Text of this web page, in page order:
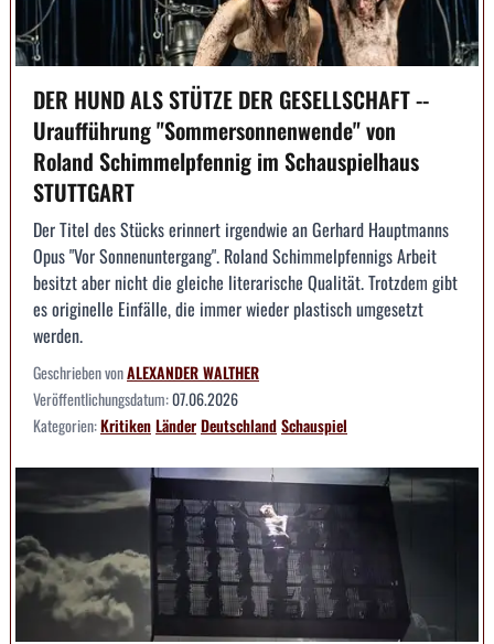
DER HUND ALS STÜTZE DER GESELLSCHAFT --
Uraufführung "Sommersonnenwende" von
Roland Schimmelpfennig im Schauspielhaus
STUTTGART
Der Titel des Stücks erinnert irgendwie an Gerhard Hauptmanns
Opus "Vor Sonnenuntergang". Roland Schimmelpfennigs Arbeit
besitzt aber nicht die gleiche literarische Qualität. Trotzdem gibt
es originelle Einfälle, die immer wieder plastisch umgesetzt
werden.
Geschrieben vonALEXANDER WALTHER
Veröffentlichungsdatum:07.06.2026
Kategorien:KritikenLänderDeutschlandSchauspiel